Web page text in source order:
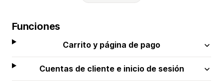
Funciones
Carrito y página de pago
Cuentas de cliente e inicio de sesión